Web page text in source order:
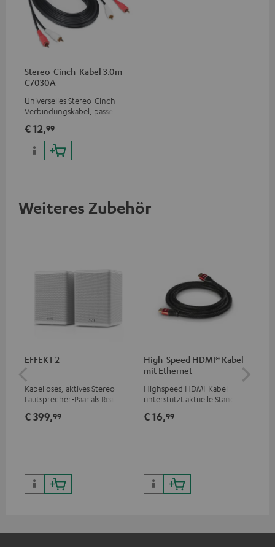
Stereo-Cinch-Kabel 3.0m -
C7030A
Universelles Stereo-Cinch-
Verbindungskabel, passend
Buchsen
€ 12,99
Weiteres Zubehör
EFFEKT 2
Kabelloses, aktives Stereo-
Lautsprecher-Paar als Rear-
geeignete Teufel Systeme
€ 399,99
High-Speed HDMI® Kabel
mit Ethernet
Highspeed HDMI-Kabel
unterstützt aktuelle Standards
€ 16,99